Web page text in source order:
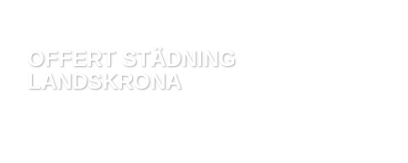
OFFERT STÄDNING
LANDSKRONA